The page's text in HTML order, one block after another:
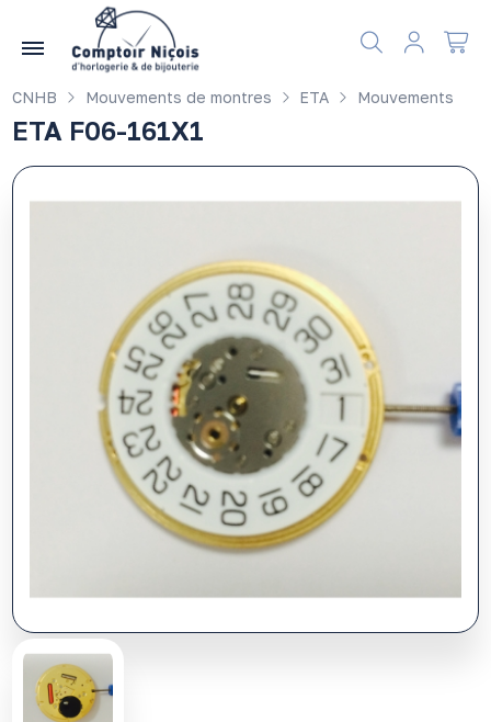
CNHB Mouvements de montres ETA Mouvements
ETA F06-161X1
Gérer les préférences en matière de cookies